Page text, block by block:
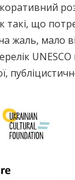
такі, що
мало